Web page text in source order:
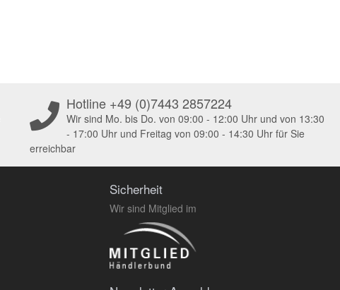
Hotline +49 (0)7443 2857224
Wir sind Mo. bis Do. von 09:00 - 12:00 Uhr und von 13:30
- 17:00 Uhr und Freitag von 09:00 - 14:30 Uhr für Sie
erreichbar
Sicherheit
Wir sind Mitglied im